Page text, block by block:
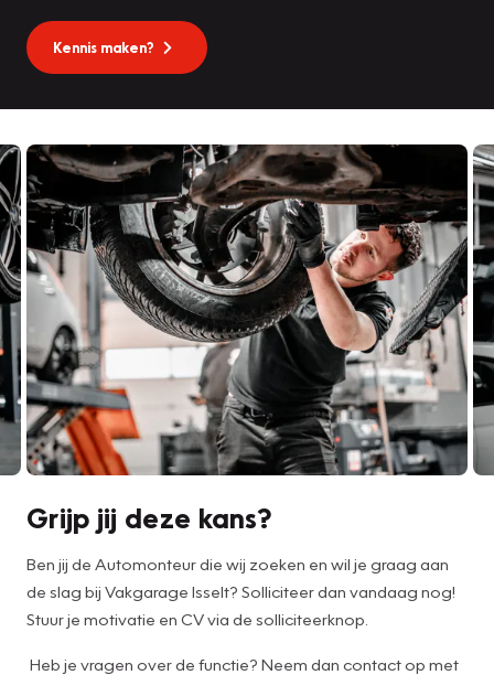
Kennis maken?
Grijp jij deze kans?
Ben jij de Automonteur die wij zoeken en wil je graag aan
de slag bij Vakgarage Isselt? Solliciteer dan vandaag nog!
Stuur je motivatie en CV via de solliciteerknop.
Heb je vragen over de functie? Neem dan contact op met